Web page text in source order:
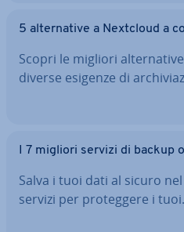
5 al­ter­na­ti­ve a Nextcloud a
Scopri le migliori
diverse esigenze di
I 7 migliori servizi di backup
Salva i tuoi dati al sicuro
servizi per pro­teg­ge­re i